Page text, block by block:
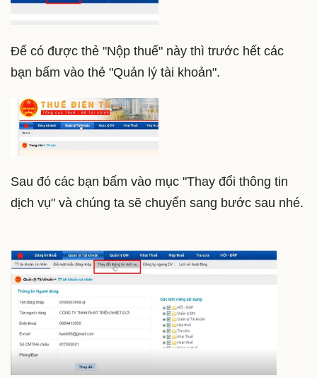
Để có được thẻ "Nộp thuế" này thì trước hết các
bạn bấm vào thẻ "Quản lý tài khoản".
Sau đó các bạn bấm vào mục "Thay đổi thông tin
dịch vụ" và chúng ta sẽ chuyển sang bước sau nhé.